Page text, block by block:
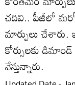
చదివి.. పీజీలో మరో
మార్పులు
కోర్సులకు
వేస్తున్నారు.